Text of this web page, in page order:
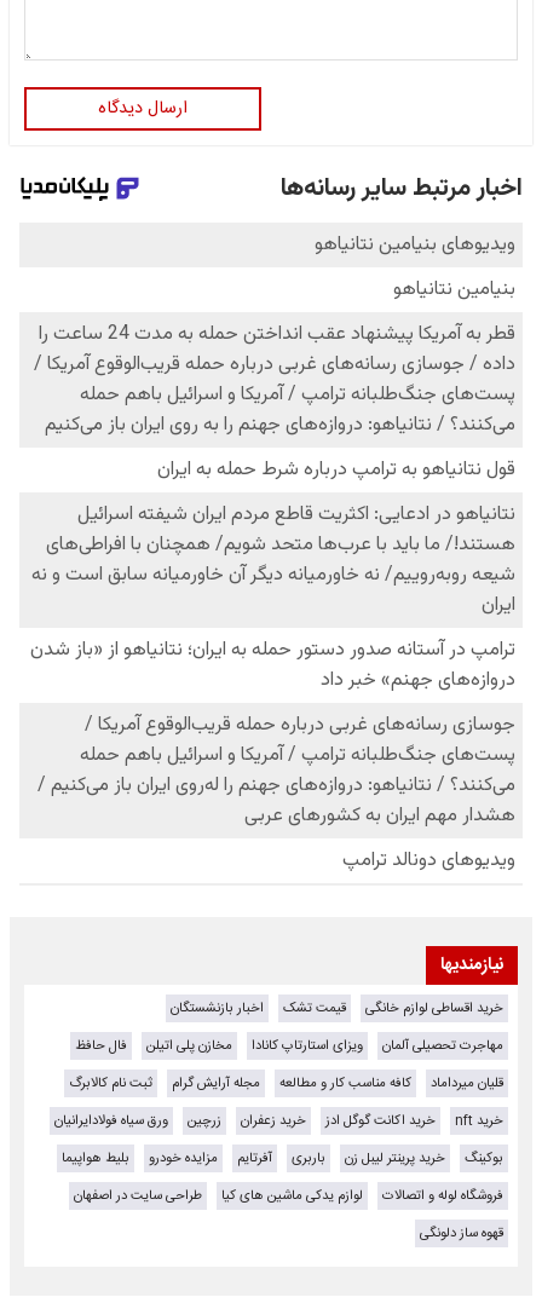
ارسال دیدگاه
نیازمندیها
خرید اقساطی لوازم خانگی قیمت تشک
اخبار بازنشستگان
مهاجرت تحصیلی آلمان
ویزای استارتاپ کانادا مخازن پلی اتیلن
فال حافظ
قلیان میرداماد
کافه مناسب کار و مطالعه مجله آرایش گرام
ثبت نام کالابرگ
خرید nft
خرید اکانت گوگل ادز خرید زعفران زرچین
ورق سیاه فولادایرانیان
بوکینگ
خرید پرینتر لیبل زن باربری آفرتایم مزایده خودرو
بلیط هواپیما
فروشگاه لوله و اتصالات
لوازم یدکی ماشین های کیا
طراحی سایت در اصفهان
قهوه ساز دلونگی